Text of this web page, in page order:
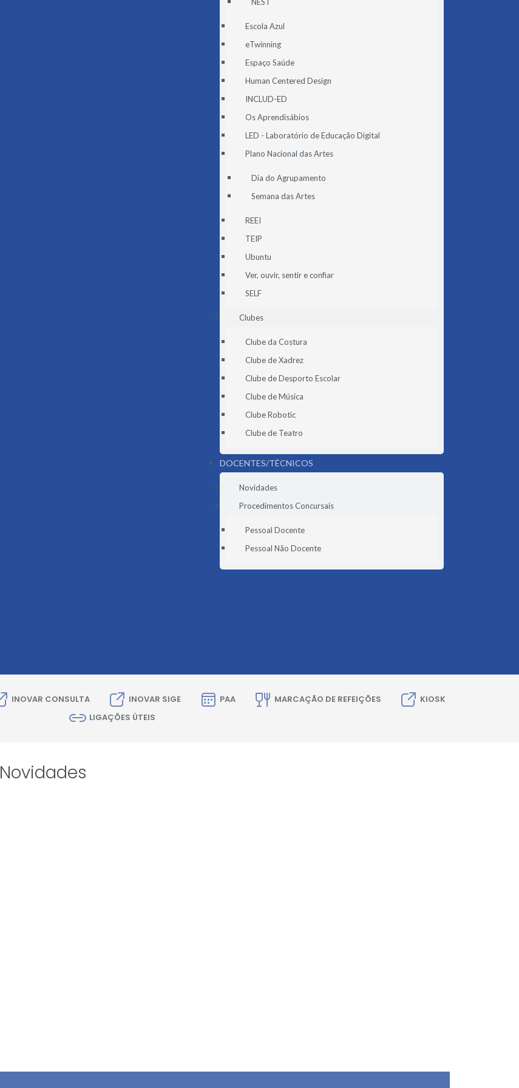
Escola Azul
eTwinning
Espaço Saúde
Human Centered Design
INCLUD-ED
Os Aprendisábios
LED - Laboratório de Educação Digital
Plano Nacional das Artes
Dia do Agrupamento
Semana das Artes
REEI
TEIP
Ubuntu
Ver, ouvir, sentir e confiar
SELF
Clubes
Clube da Costura
Clube de Xadrez
Clube de Desporto Escolar
Clube de Música
Clube Robotic
Clube de Teatro
DOCENTES/TÉCNICOS
Novidades
Procedimentos Concursais
Pessoal Docente
Pessoal Não Docente
INOVAR CONSULTA INOVAR SIGE PAA MARCAÇÃO DE REFEIÇÕES
KIOSK
LIGAÇÕES ÚTEIS
Novidades